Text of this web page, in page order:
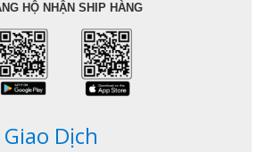
HỘ NHẬN SHIP HÀNG
Dịch